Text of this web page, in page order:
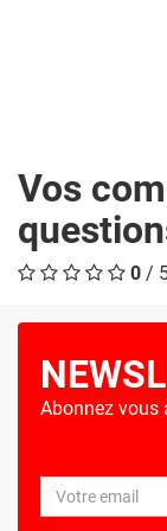
Vos
0 /
Abonnez vous